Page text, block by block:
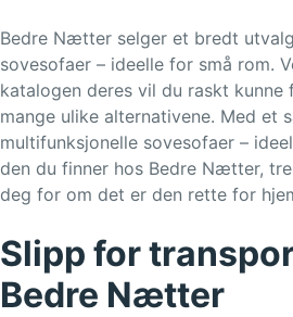
Bedre Nætter selger et bredt
sovesofaer – ideelle for små rom.
katalogen deres vil du raskt
mange ulike alternativene. Med et
multifunksjonelle sovesofaer –
den du finner hos Bedre Nætter,
deg for om det er den rette for
Slipp for
Bedre Nætter